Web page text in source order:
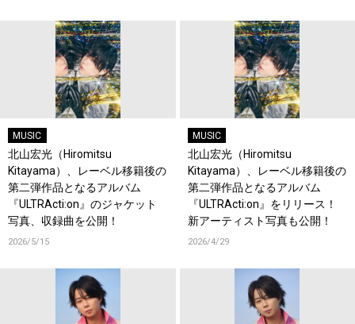
MUSIC
北山宏光（Hiromitsu
Kitayama）、レーベル移籍後の
第二弾作品となるアルバム
『ULTRActi:on』のジャケット
写真、収録曲を公開！
2026/5/15
MUSIC
北山宏光（Hiromitsu
Kitayama）、レーベル移籍後の
第二弾作品となるアルバム
『ULTRActi:on』をリリース！
新アーティスト写真も公開！
2026/4/29